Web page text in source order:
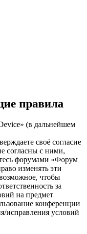
правила
(в дальнейшем
своё согласие
согласны с ними,
форумами «Форум
изменять эти
чтобы
за
на предмет
конференции
исправления условий